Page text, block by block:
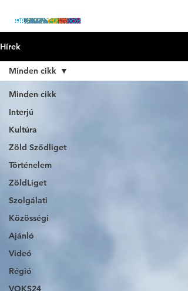
Hírek
Minden cikk
Interjú
Kultúra
Zöld Sződliget
Történelem
ZöldLiget
Szolgálati
Közösségi
Ajánló
Videó
Régió
VOKS24
Minden cikk